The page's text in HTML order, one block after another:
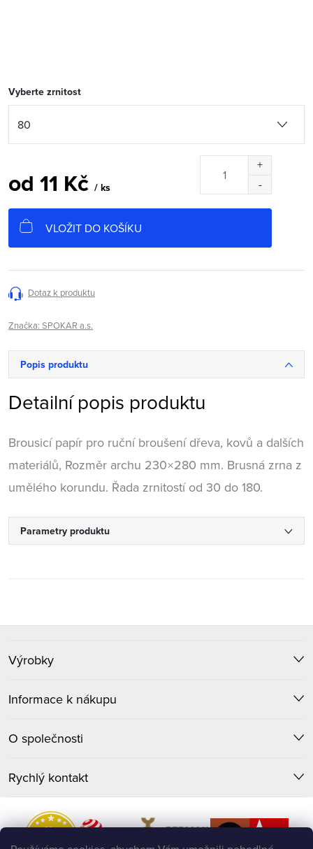
Vyberte zrnitost
od 11 Kč / ks
cena:
VLOŽIT DO KOŠÍKU
Dotaz k produktu
Značka: SPOKAR a.s.
Popis produktu
Detailní popis produktu
Brousicí papír pro ruční broušení dřeva, kovů a dalších
materiálů, Rozměr archu 230×280 mm. Brusná zrna z
umělého korundu. Řada zrnitostí od 30 do 180.
Parametry produktu
á
p
a
Výrobky
Informace k nákupu
O společnosti
Rychlý kontakt